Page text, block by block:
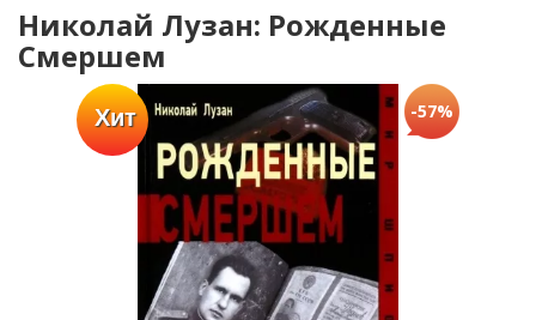
Николай Лузан: Рожденные
Смершем
Хит -57%